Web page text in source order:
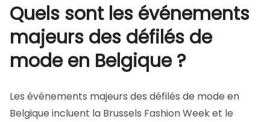
Quels sont les événements
majeurs des défilés de
mode en Belgique ?
Les événements majeurs des défilés de mode en
Belgique incluent la Brussels Fashion Week et le